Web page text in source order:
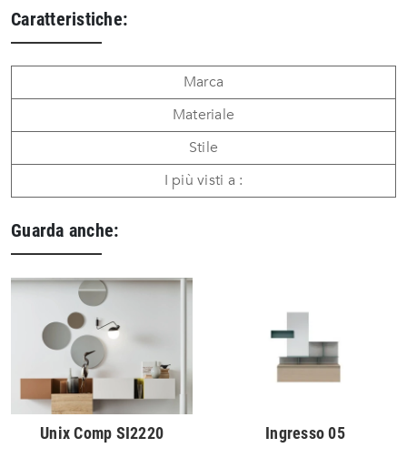
Caratteristiche:
Marca
Materiale
Stile
I più visti a :
Guarda anche:
Unix Comp SI2220 Ingresso 05